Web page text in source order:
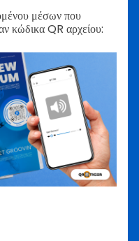
μέσων που
κώδικα QR αρχείου: